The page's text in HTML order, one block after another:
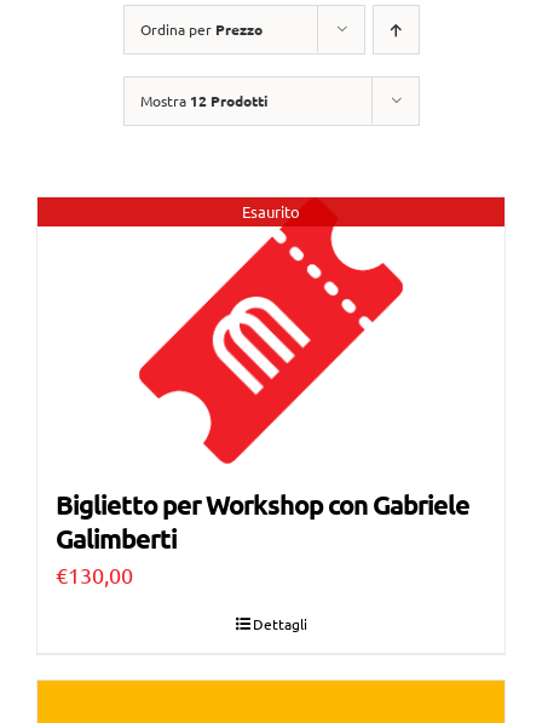
Ordina per Prezzo
Mostra 12 Prodotti
Esaurito
Biglietto per Workshop con Gabriele
Galimberti
€130,00
Dettagli